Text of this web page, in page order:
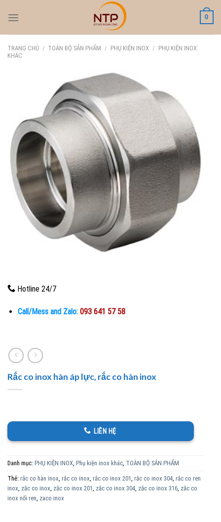
0
TRANG CHỦ / TOÀN BỘ SẢN PHẨM / PHỤ KIỆN INOX / PHỤ KIỆN INOX
KHÁC
Hotline 24/7
Call/Mess and Zalo: 093 641 57 58
Rắc co inox hàn áp lực, rắc co hàn inox
LIÊN HỆ
Danh mục: PHỤ KIỆN INOX, Phụ kiện inox khác, TOÀN BỘ SẢN PHẨM
Thẻ: rắc co hàn inox, rắc co inox, rắc co inox 201, rắc co inox 304, rắc co ren
inox, zắc co inox, zắc co inox 201, zắc co inox 304, zắc co inox 316, zắc co
inox nối ren, zaco inox